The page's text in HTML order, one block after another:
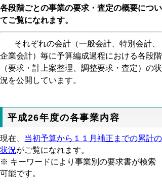
各段階ごとの事業の要求・査定の概要につい
てご覧になれます。
それぞれの会計（一般会計、特別会計、
企業会計）毎に予算編成過程における各段階
（要求・計上案整理、調整要求・査定）の状
況を公開しています。
平成26年度の各事業内容
現在、 当初予算から１１月補正までの累計の
状況がご覧になれます。
※ キーワードにより事業別の要求書が検索
可能です。